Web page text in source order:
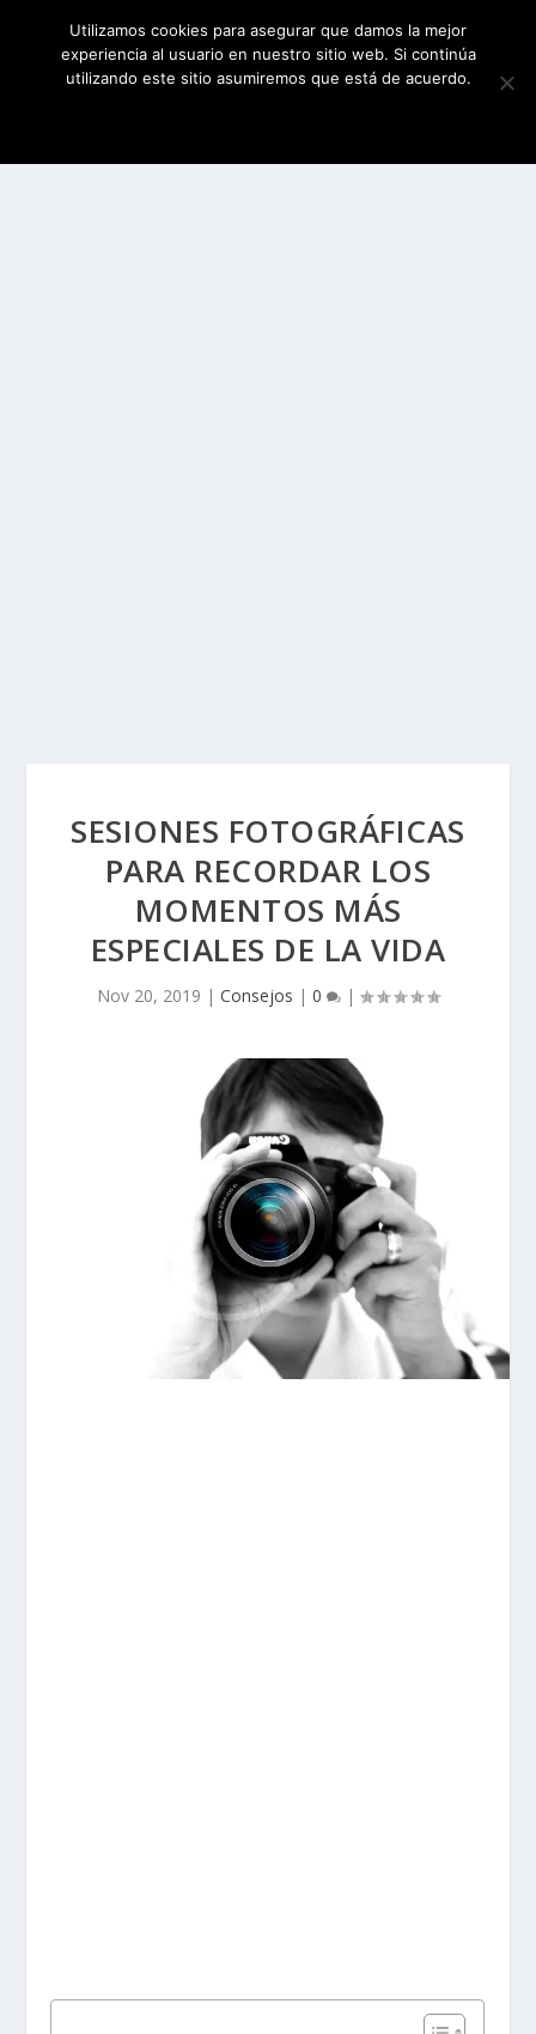
SESIONES FOTOGRÁFICAS
PARA RECORDAR LOS
MOMENTOS MÁS
ESPECIALES DE LA VIDA
Nov 20, 2019 | Consejos | 0 |
Utilizamos cookies para asegurar que damos la mejor
experiencia al usuario en nuestro sitio web. Si continúa
utilizando este sitio asumiremos que está de acuerdo.